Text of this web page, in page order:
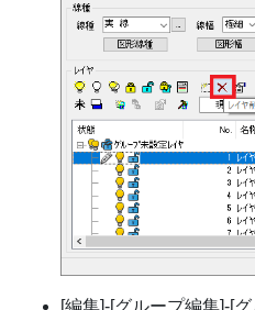
[編集]-[グループ編集]-[